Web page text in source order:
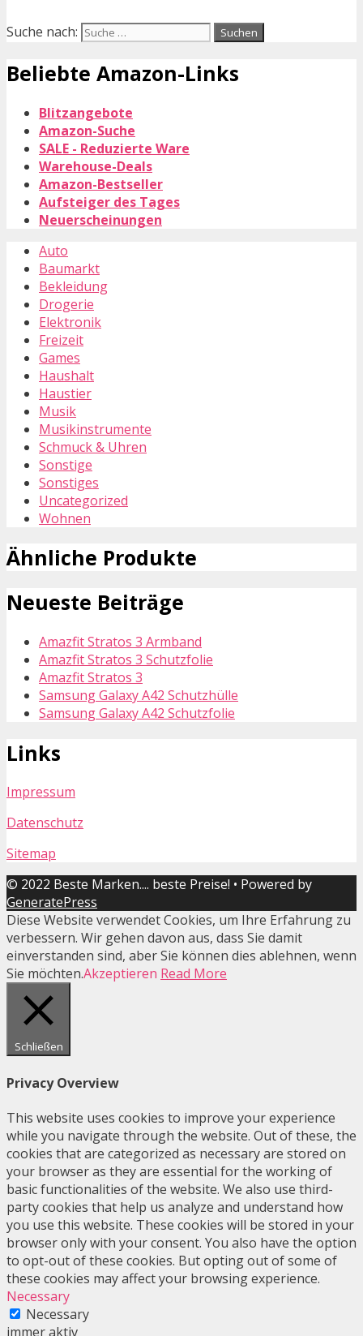
Suche nach:
Beliebte Amazon-Links
Blitzangebote
Amazon-Suche
SALE - Reduzierte Ware
Warehouse-Deals
Amazon-Bestseller
Aufsteiger des Tages
Neuerscheinungen
Auto
Baumarkt
Bekleidung
Drogerie
Elektronik
Freizeit
Games
Haushalt
Haustier
Musik
Musikinstrumente
Schmuck & Uhren
Sonstige
Sonstiges
Uncategorized
Wohnen
Ähnliche Produkte
Neueste Beiträge
Amazfit Stratos 3 Armband
Amazfit Stratos 3 Schutzfolie
Amazfit Stratos 3
Samsung Galaxy A42 Schutzhülle
Samsung Galaxy A42 Schutzfolie
Links
Impressum
Datenschutz
Sitemap
© 2022 Beste Marken.... beste Preise! • Powered by
GeneratePress
Diese Website verwendet Cookies, um Ihre Erfahrung zu
verbessern. Wir gehen davon aus, dass Sie damit
einverstanden sind, aber Sie können dies ablehnen, wenn
Sie möchten.Akzeptieren Read More
Schließen
Privacy Overview
This website uses cookies to improve your experience
while you navigate through the website. Out of these, the
cookies that are categorized as necessary are stored on
your browser as they are essential for the working of
basic functionalities of the website. We also use third-
party cookies that help us analyze and understand how
you use this website. These cookies will be stored in your
browser only with your consent. You also have the option
to opt-out of these cookies. But opting out of some of
these cookies may affect your browsing experience.
Necessary
Necessary
immer aktiv